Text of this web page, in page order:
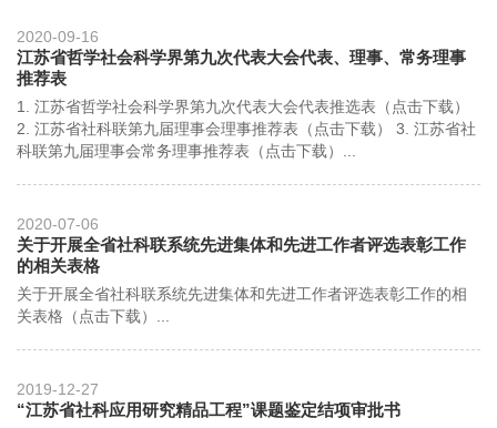
2020-09-16
江苏省哲学社会科学界第九次代表大会代表、理事、常务理事
推荐表
1. 江苏省哲学社会科学界第九次代表大会代表推选表（点击下载）
2. 江苏省社科联第九届理事会理事推荐表（点击下载） 3. 江苏省社
科联第九届理事会常务理事推荐表（点击下载）...
2020-07-06
关于开展全省社科联系统先进集体和先进工作者评选表彰工作
的相关表格
关于开展全省社科联系统先进集体和先进工作者评选表彰工作的相
关表格（点击下载）...
2019-12-27
“江苏省社科应用研究精品工程”课题鉴定结项审批书